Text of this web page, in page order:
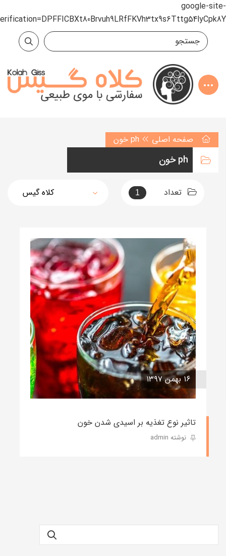
google-site-
صفحه اصلی ph خون
ph خون
تعداد 1
۱۶ بهمن ۱۳۹۷
تاثیر نوع تغذیه بر اسیدی شدن خون
نوشته admin